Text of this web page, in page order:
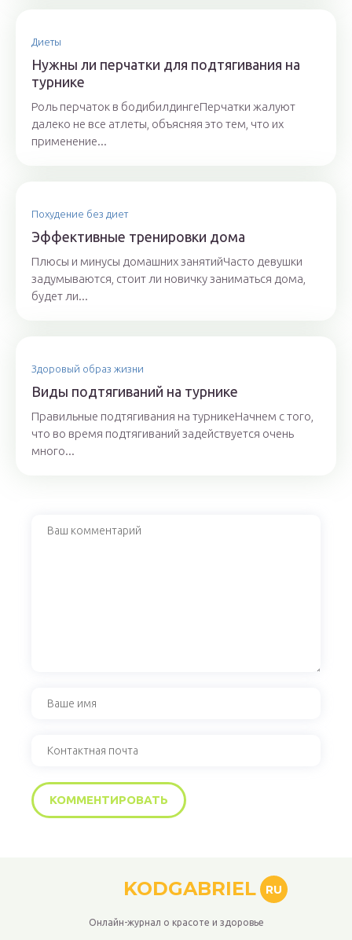
Диеты
Нужны ли перчатки для подтягивания на
турнике
Роль перчаток в бодибилдингеПерчатки жалуют
далеко не все атлеты, объясняя это тем, что их
применение...
Похудение без диет
Эффективные тренировки дома
Плюсы и минусы домашних занятийЧасто девушки
задумываются, стоит ли новичку заниматься дома,
будет ли...
Здоровый образ жизни
Виды подтягиваний на турнике
Правильные подтягивания на турникеНачнем с того,
что во время подтягиваний задействуется очень
много...
KODGABRIEL RU
Онлайн-журнал о красоте и здоровье